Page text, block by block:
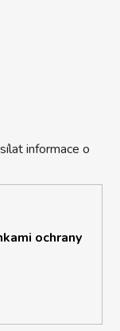
informace o
ochrany